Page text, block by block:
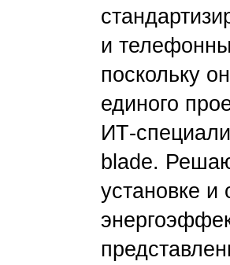
и
поскольку
единого
ИТ-
blade.
установке